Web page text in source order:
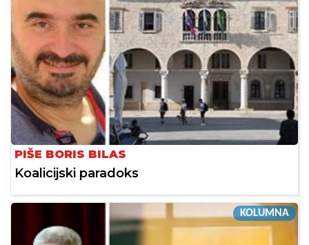
PIŠE BORIS BILAS
Koalicijski paradoks
KOLUMNA